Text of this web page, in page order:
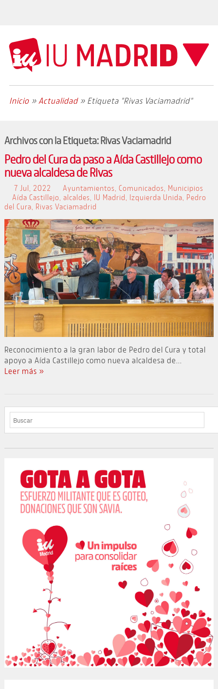
Inicio» Actualidad» Etiqueta "Rivas Vaciamadrid"
Archivos con la Etiqueta:Rivas Vaciamadrid
Pedro del Cura da paso a Aída Castillejo como
nueva alcaldesa de Rivas
7 Jul, 2022 Ayuntamientos Comunicados
Municipios
Aída Castillejo alcaldes IU Madrid Izquierda Unida
Pedro
del Cura
Rivas Vaciamadrid
Reconocimiento a la gran labor de Pedro del Cura y total
apoyo a Aída Castillejo como nueva alcaldesa de...
Leer más »
BUSCAR